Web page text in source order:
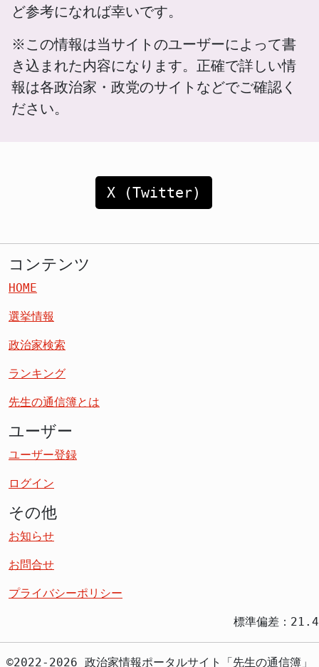
ど参考になれば幸いです。
※この情報は当サイトのユーザーによって書
き込まれた内容になります。正確で詳しい情
報は各政治家・政党のサイトなどでご確認く
ださい。
X (Twitter)
コンテンツ
HOME
選挙情報
政治家検索
ランキング
先生の通信簿とは
ユーザー
ユーザー登録
ログイン
その他
お知らせ
お問合せ
プライバシーポリシー
標準偏差：21.4
©2022-2026 政治家情報ポータルサイト「先生の通信簿」